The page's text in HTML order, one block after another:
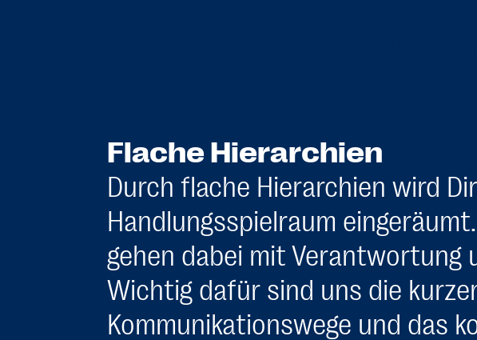
Flache Hierarchien
Durch flache Hierarchien wird
Handlungsspielraum
gehen dabei mit Verantwortung
Wichtig dafür sind uns die
Kommunikationswege und das